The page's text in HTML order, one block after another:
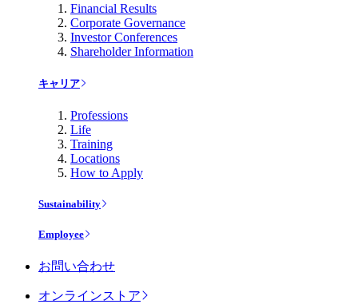
Financial Results
Corporate Governance
Investor Conferences
Shareholder Information
キャリア
Professions
Life
Training
Locations
How to Apply
Sustainability
Employee
お問い合わせ
オンラインストア